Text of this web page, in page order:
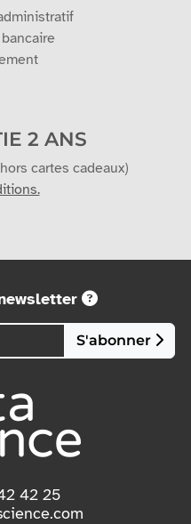
2 ANS
cartes cadeaux)
S'abonner
42 25